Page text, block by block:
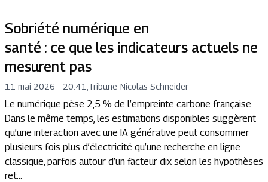
Sobriété numérique en
santé : ce que les indicateurs actuels ne
mesurent pas
11 mai 2026 - 20:41 Tribune-Nicolas Schneider
Le numérique pèse 2,5 % de l’empreinte carbone française.
Dans le même temps, les estimations disponibles suggèrent
qu’une interaction avec une IA générative peut consommer
plusieurs fois plus d’électricité qu’une recherche en ligne
classique, parfois autour d’un facteur dix selon les hypothèses
ret...